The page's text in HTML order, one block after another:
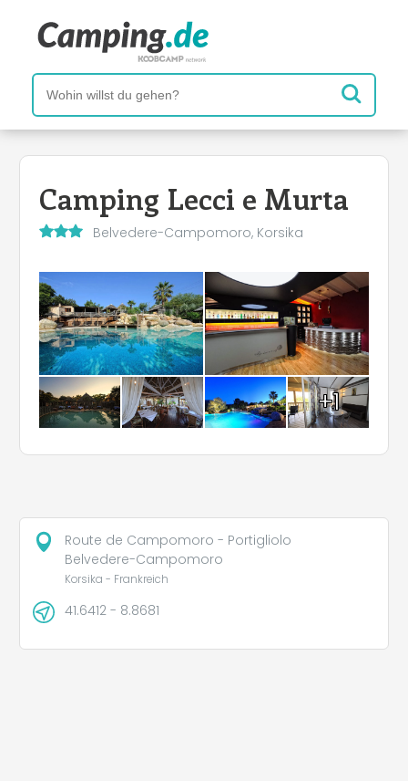
Camping Lecci e Murta
Belvedere-Campomoro, Korsika
+1
Route de Campomoro - Portigliolo
Belvedere-Campomoro
Korsika - Frankreich
41.6412 - 8.8681